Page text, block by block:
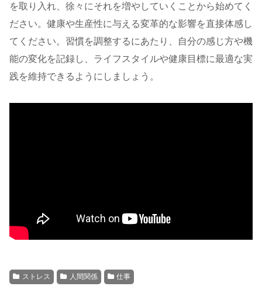
を取り入れ、徐々にそれを増やしていくことから始めてく
ださい。健康や生産性に与える変革的な影響を直接体感し
てください。習慣を調整するにあたり、自分の感じ方や機
能の変化を記録し、ライフスタイルや健康目標に最適な実
践を維持できるようにしましょう。
ストレス 人間関係 仕事